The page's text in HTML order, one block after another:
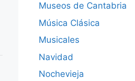
Museos de Cantabria
Música Clásica
Musicales
Navidad
Nochevieja